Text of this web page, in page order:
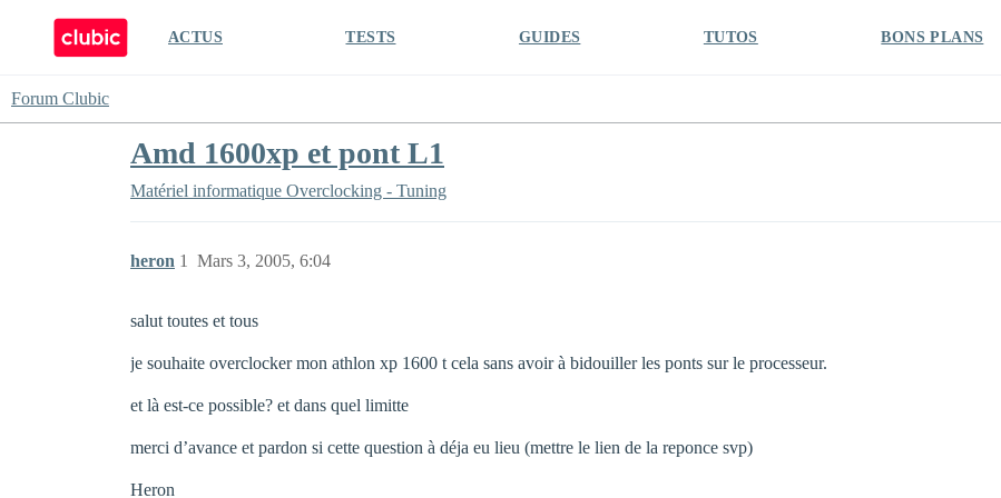
ACTUS TESTS GUIDES TUTOS BONS PLANS
Forum Clubic
Amd 1600xp et pont L1
Matériel informatique Overclocking - Tuning
heron Mars 3, 2005, 6:04
1
salut toutes et tous
je souhaite overclocker mon athlon xp 1600 t cela sans avoir à bidouiller les ponts sur le processeur.
et là est-ce possible? et dans quel limitte
merci d’avance et pardon si cette question à déja eu lieu (mettre le lien de la reponce svp)
Heron